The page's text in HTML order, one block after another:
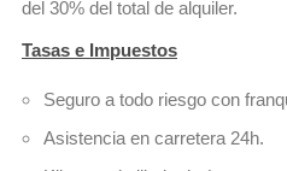
del 30% del total de alquiler.
Tasas e Impuestos
Seguro a todo riesgo con
Asistencia en carretera 24h.